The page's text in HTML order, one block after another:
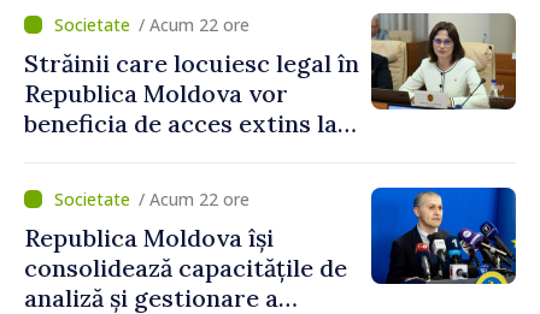
/ Acum 22 ore
Străinii care locuiesc legal în
Republica Moldova vor
beneficia de acces extins la
socială și financiară
/ Acum 22 ore
Republica Moldova își
consolidează capacitățile de
analiză și gestionare a